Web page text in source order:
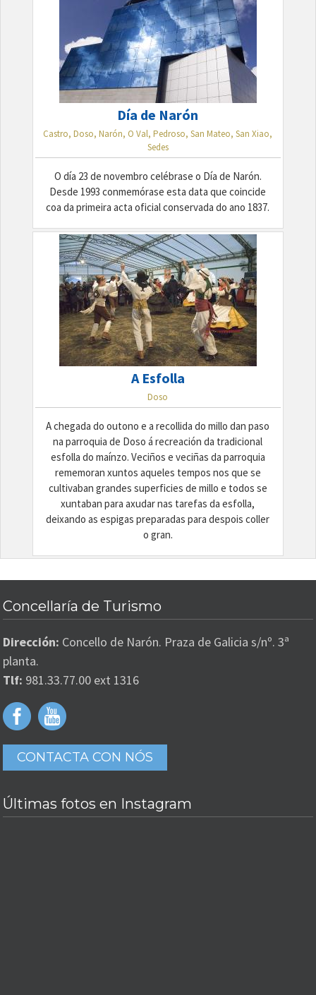
Día de Narón
Castro, Doso, Narón, O Val, Pedroso, San Mateo, San Xiao,
Sedes
O día 23 de novembro celébrase o Día de Narón.
Desde 1993 conmemórase esta data que coincide
coa da primeira acta oficial conservada do ano 1837.
A Esfolla
Doso
A chegada do outono e a recollida do millo dan paso
na parroquia de Doso á recreación da tradicional
esfolla do maínzo. Veciños e veciñas da parroquia
rememoran xuntos aqueles tempos nos que se
cultivaban grandes superficies de millo e todos se
xuntaban para axudar nas tarefas da esfolla,
deixando as espigas preparadas para despois coller
o gran.
Concellaría de Turismo
Dirección: Concello de Narón. Praza de Galicia s/nº. 3ª
planta.
Tlf: 981.33.77.00 ext 1316
CONTACTA CON NÓS
Últimas fotos en Instagram